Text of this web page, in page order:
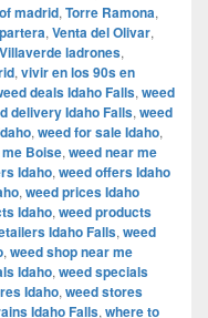
madrid, Torre Ramona,
, Venta del Olivar,
Villaverde ladrones,
, vivir en los 90s en
deals Idaho Falls, weed
delivery Idaho Falls, weed
, weed for sale Idaho,
Boise, weed near me
Idaho, weed offers Idaho
, weed prices Idaho
Idaho, weed products
Idaho Falls, weed
, weed shop near me
Idaho, weed specials
Idaho, weed stores
Idaho Falls, where to